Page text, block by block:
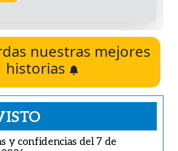
nuestras mejores
historias
y confidencias del 7 de